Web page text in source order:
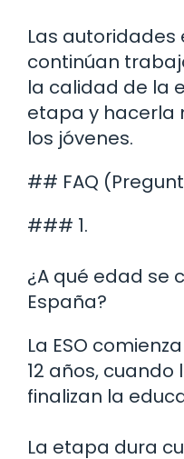
Las autoridades
continúan
la calidad de la
etapa y hacerla
los jóvenes.
## FAQ
### 1.
¿A qué edad se
España?
La ESO
12 años,
finalizan la
La etapa dura